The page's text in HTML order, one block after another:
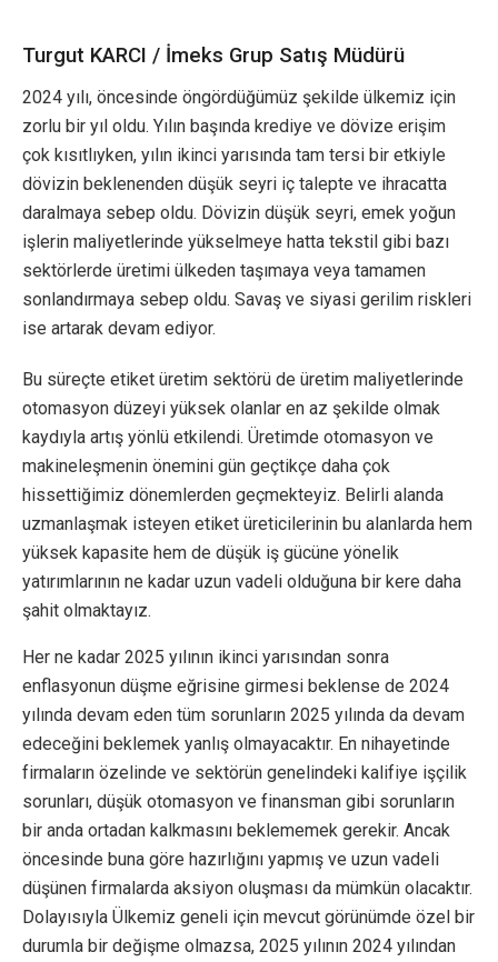
Turgut KARCI / İmeks Grup Satış Müdürü
2024 yılı, öncesinde öngördüğümüz şekilde ülkemiz için
zorlu bir yıl oldu. Yılın başında krediye ve dövize erişim
çok kısıtlıyken, yılın ikinci yarısında tam tersi bir etkiyle
dövizin beklenenden düşük seyri iç talepte ve ihracatta
daralmaya sebep oldu. Dövizin düşük seyri, emek yoğun
işlerin maliyetlerinde yükselmeye hatta tekstil gibi bazı
sektörlerde üretimi ülkeden taşımaya veya tamamen
sonlandırmaya sebep oldu. Savaş ve siyasi gerilim riskleri
ise artarak devam ediyor.
Bu süreçte etiket üretim sektörü de üretim maliyetlerinde
otomasyon düzeyi yüksek olanlar en az şekilde olmak
kaydıyla artış yönlü etkilendi. Üretimde otomasyon ve
makineleşmenin önemini gün geçtikçe daha çok
hissettiğimiz dönemlerden geçmekteyiz. Belirli alanda
uzmanlaşmak isteyen etiket üreticilerinin bu alanlarda hem
yüksek kapasite hem de düşük iş gücüne yönelik
yatırımlarının ne kadar uzun vadeli olduğuna bir kere daha
şahit olmaktayız.
Her ne kadar 2025 yılının ikinci yarısından sonra
enflasyonun düşme eğrisine girmesi beklense de 2024
yılında devam eden tüm sorunların 2025 yılında da devam
edeceğini beklemek yanlış olmayacaktır. En nihayetinde
firmaların özelinde ve sektörün genelindeki kalifiye işçilik
sorunları, düşük otomasyon ve finansman gibi sorunların
bir anda ortadan kalkmasını beklememek gerekir. Ancak
öncesinde buna göre hazırlığını yapmış ve uzun vadeli
düşünen firmalarda aksiyon oluşması da mümkün olacaktır.
Dolayısıyla Ülkemiz geneli için mevcut görünümde özel bir
durumla bir değişme olmazsa, 2025 yılının 2024 yılından